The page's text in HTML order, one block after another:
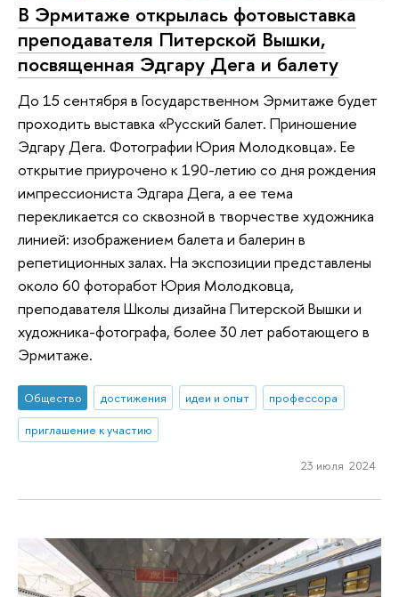
В Эрмитаже открылась фотовыставка
преподавателя Питерской Вышки,
посвященная Эдгару Дега и балету
До 15 сентября в Государственном Эрмитаже будет
проходить выставка «Русский балет. Приношение
Эдгару Дега. Фотографии Юрия Молодковца». Ее
открытие приурочено к 190-летию со дня рождения
импрессиониста Эдгара Дега, а ее тема
перекликается со сквозной в творчестве художника
линией: изображением балета и балерин в
репетиционных залах. На экспозиции представлены
около 60 фоторабот Юрия Молодковца,
преподавателя Школы дизайна Питерской Вышки и
художника-фотографа, более 30 лет работающего в
Эрмитаже.
Общество достижения идеи и опыт
профессора
приглашение к участию
23 июля 2024